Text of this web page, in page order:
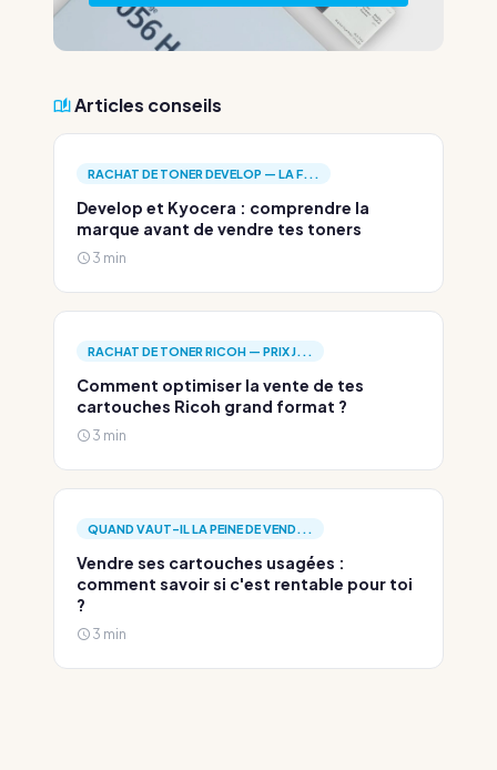
Articles conseils
RACHAT DE TONER DEVELOP — LA F...
Develop et Kyocera : comprendre la
marque avant de vendre tes toners
3 min
RACHAT DE TONER RICOH — PRIX J...
Comment optimiser la vente de tes
cartouches Ricoh grand format ?
3 min
QUAND VAUT-IL LA PEINE DE VEND...
Vendre ses cartouches usagées :
comment savoir si c'est rentable pour toi
?
3 min